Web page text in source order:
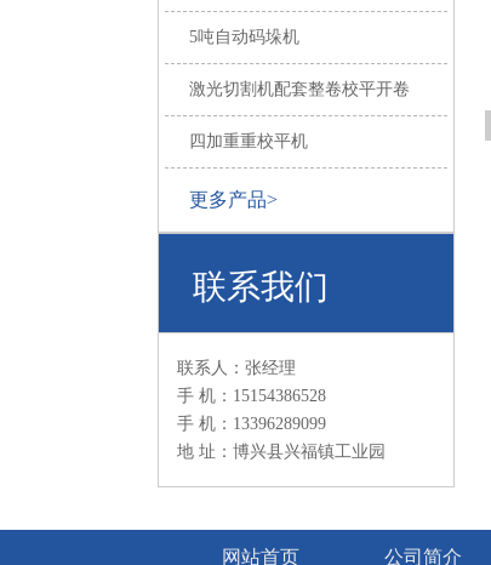
5吨自动码垛机
激光切割机配套整卷校平开卷
四加重重校平机
更多产品>
联系我们
联系人：张经理
手 机：15154386528
手 机：13396289099
地 址：博兴县兴福镇工业园
网站首页 公司简介